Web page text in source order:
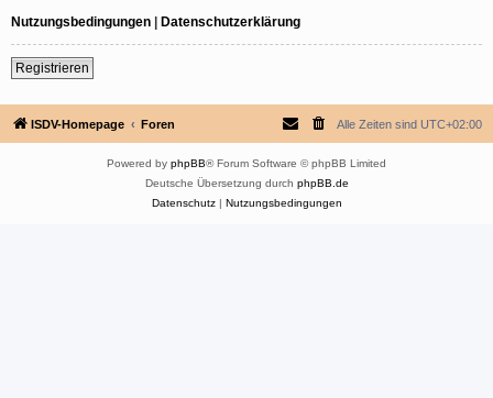
Nutzungsbedingungen | Datenschutzerklärung
Registrieren
ISDV-Homepage Foren Alle Zeiten sind UTC+02:00
Powered by phpBB® Forum Software © phpBB Limited
Deutsche Übersetzung durch phpBB.de
Datenschutz| Nutzungsbedingungen